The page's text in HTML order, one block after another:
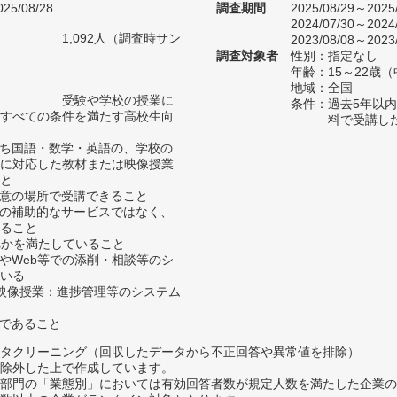
08/28
1,092人（調査時サン
受験や学校の授業に
べての条件を満たす高校生向
国語・数学・英語の、学校の
対応した教材または映像授業
の場所で受講できること
補助的なサービスではなく、
こと
を満たしていること
Web等での添削・相談等のシ
る
像授業：進捗管理等のシステム
あること
調査期間
2025/08/29～
2024/07/30～
2023/08/08～
調査対象者
性別：指定なし
年齢：15～22歳
地域：全国
条件：過去5年以
料で受講し
リーニング（回収したデータから不正回答や異常値を排除）
した上で作成しています。
門の「業態別」においては有効回答者数が規定人数を満たした企業